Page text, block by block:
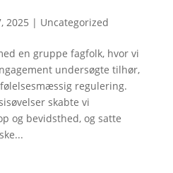
2025 | Uncategorized
en gruppe fagfolk, hvor vi
undersøgte tilhør,
regulering.
skabte vi
og bevidsthed, og satte